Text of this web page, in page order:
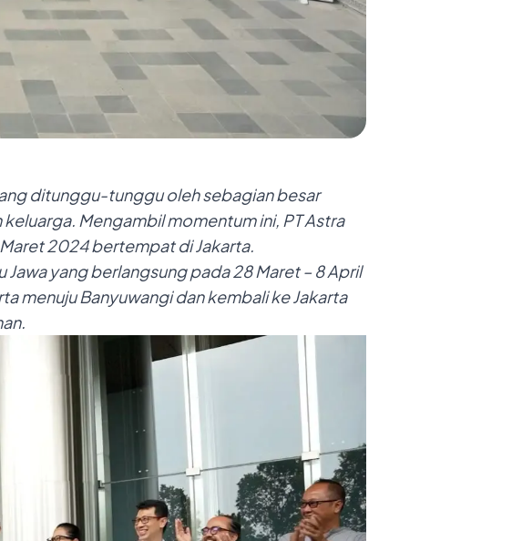
ditunggu-tunggu oleh sebagian besar
Mengambil momentum ini, PT Astra
Maret 2024 bertempat di Jakarta.
Jawayang berlangsung pada 28 Maret – 8 April
menuju Banyuwangi dan kembali ke Jakarta